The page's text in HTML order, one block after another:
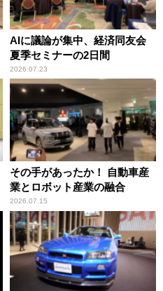
AIに議論が集中、経済同友会
夏季セミナーの2日間
2026.07.23
その手があったか！ 自動車産
業とロボット産業の融合
2026.07.15